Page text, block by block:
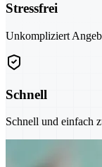
Stressfrei
Unkompliziert
Schnell
Schnell und einfach